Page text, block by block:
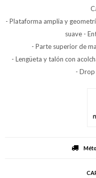
- Plataforma amplia y
suave -
- Parte superior de
- Lengüeta y talón con
- Drop